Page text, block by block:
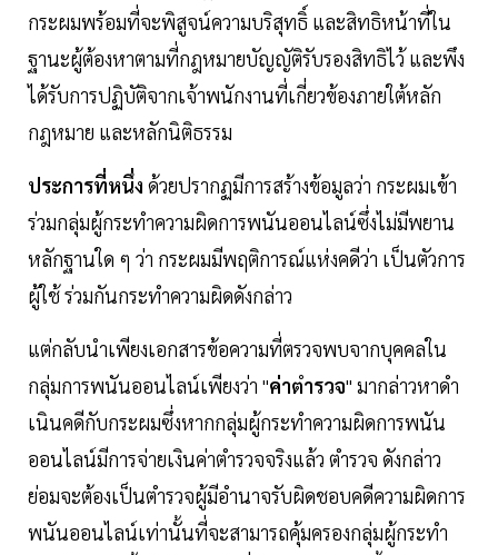
กระผมพร้อมที่จะพิสูจน์ความบริสุทธิ์ และสิทธิหน้าที่ใน
ฐานะผู้ต้องหาตามที่กฎหมายบัญญัติรับรองสิทธิไว้ และพึง
ได้รับการปฏิบัติจากเจ้าพนักงานที่เกี่ยวข้องภายใต้หลัก
กฎหมาย และหลักนิติธรรม
ประการที่หนึ่ง ด้วยปรากฏมีการสร้างข้อมูลว่า กระผมเข้า
ร่วมกลุ่มผู้กระทําความผิดการพนันออนไลน์ซึ่งไม่มีพยาน
หลักฐานใด ๆ ว่า กระผมมีพฤติการณ์แห่งคดีว่า เป็นตัวการ
ผู้ใช้ ร่วมกันกระทําความผิดดังกล่าว
แต่กลับนําเพียงเอกสารข้อความที่ตรวจพบจากบุคคลใน
กลุ่มการพนันออนไลน์เพียงว่า "ค่าตํารวจ" มากล่าวหาดํา
เนินคดีกับกระผมซึ่งหากกลุ่มผู้กระทําความผิดการพนัน
ออนไลน์มีการจ่ายเงินค่าตํารวจจริงแล้ว ตํารวจ ดังกล่าว
ย่อมจะต้องเป็นตํารวจผู้มีอํานาจรับผิดชอบคดีความผิดการ
พนันออนไลน์เท่านั้นที่จะสามารถคุ้มครองกลุ่มผู้กระทํา